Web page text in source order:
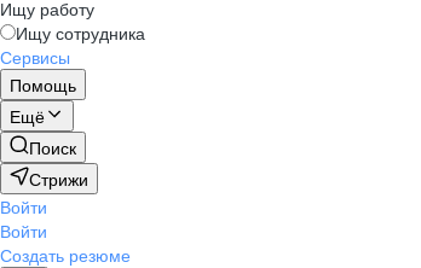
Ищу работу
Ищу сотрудника
Сервисы
Помощь
Ещё
Поиск
Стрижи
Войти
Войти
Создать резюме